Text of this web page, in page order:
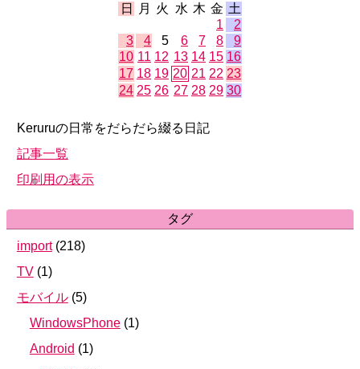
日
月 火 水 木 金 土
1
2
3
4 5 6 7 8
9
10 11 12 13 14 15 16
17 18 19 20 21 22 23
24 25 26 27 28 29 30
Keruruの日常をだらだら綴る日記
記事一覧
印刷用の表示
タグ
import (218)
TV (1)
モバイル (5)
WindowsPhone (1)
Android (1)